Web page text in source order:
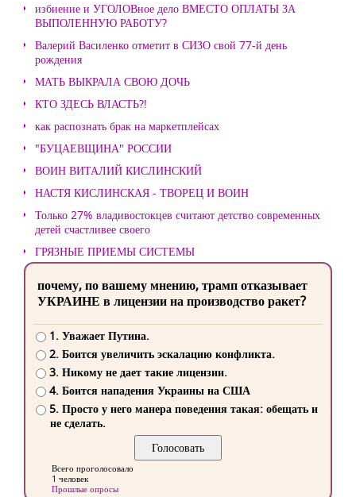
избиение и УГОЛОВное дело ВМЕСТО ОПЛАТЫ ЗА
ВЫПОЛЕННУЮ РАБОТУ?
Валерий Василенко отметит в СИЗО свой 77-й день
рождения
МАТЬ ВЫКРАЛА СВОЮ ДОЧЬ
КТО ЗДЕСЬ ВЛАСТЬ?!
как распознать брак на маркетплейсах
"БУЦАЕВЩИНА" РОССИИ
ВОИН ВИТАЛИЙ КИСЛИНСКИЙ
НАСТЯ КИСЛИНСКАЯ - ТВОРЕЦ И ВОИН
Только 27% владивостокцев считают детство современных
детей счастливее своего
ГРЯЗНЫЕ ПРИЕМЫ СИСТЕМЫ
почему, по вашему мнению, трамп отказывает
УКРАИНЕ в лицензии на производство ракет?
1. Уважает Путина.
2. Боится увеличить эскалацию конфликта.
3. Никому не дает такие лицензии.
4. Боится нападения Украины на США
5. Просто у него манера поведения такая: обещать и
не сделать.
Всего проголосовало
1 человек
Прошлые опросы